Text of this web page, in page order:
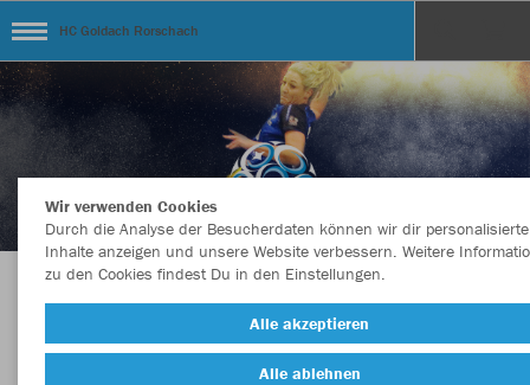
HC Goldach Rorschach
Herzlich Willkommen im Teamshop HC
Goldach Rorschach
Wir verwenden Cookies
Durch die Analyse der Besucherdaten können wir dir personalisierte
Inhalte anzeigen und unsere Website verbessern. Weitere
zu den Cookies findest Du in den Einstellungen.
Alle akzeptieren
Alle ablehnen